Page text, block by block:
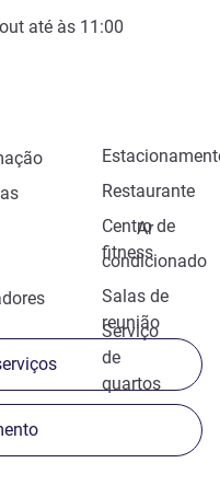
até às 11:00
Restaurante
Centro de
fitness
Ar
condicionado
Salas de
reunião
Serviço
de
quartos